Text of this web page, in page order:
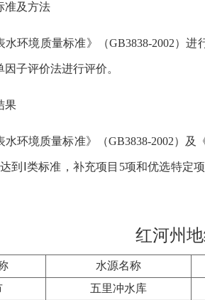
准及方法
水环境质量标准》（GB3838-2002）
子评价法进行评价。
果
水环境质量标准》（GB3838-2002）
到Ⅰ类标准，补充项目5项和优选特定
红河州
水源名称
五里冲水库